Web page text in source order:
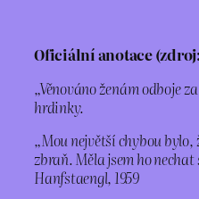
Oficiální anotace (zdroj:
„Věnováno ženám odboje
hrdinky.
„Mou největší chybou
zbraň. Měla jsem ho nechat
Hanfstaengl, 1959